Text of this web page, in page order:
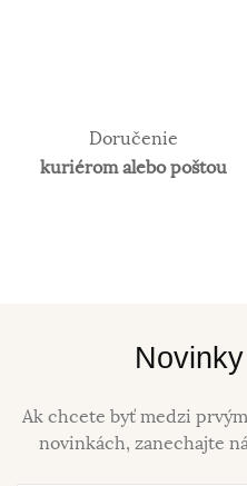
Doručenie
kuriérom alebo poštou
Ak chcete byť medzi
novinkách, zanechajte